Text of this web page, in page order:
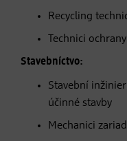
Recycling
Technici
Stavebníctvo:
Stavební
účinné stavby
Mechanici